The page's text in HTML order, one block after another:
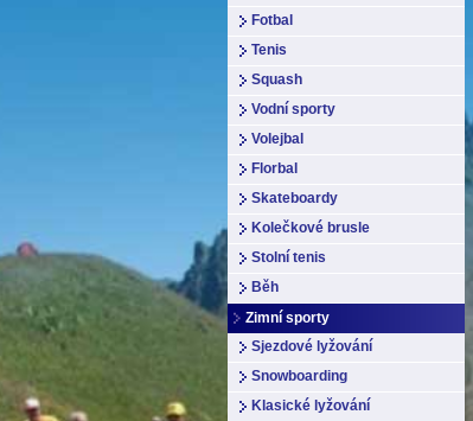
Fotbal
Tenis
Squash
Vodní sporty
Volejbal
Florbal
Skateboardy
Kolečkové brusle
Stolní tenis
Běh
Zimní sporty
Sjezdové lyžování
Snowboarding
Klasické lyžování